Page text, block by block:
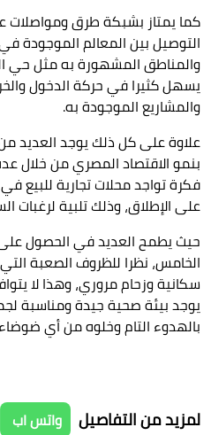
كما يمتاز بشبكة طرق
التوصيل بين المعالم الموجودة في
والمناطق المشهورة به مثل حي
يسهل كثيرا في حركة الدخول
والمشاريع الموجودة به.
علاوة على كل ذلك يوجد العديد
بنمو الاقتصاد المصري من خلال
فكرة تواجد محلات تجارية للبيع
على الإطلاق، وذلك تلبية لرغبات
حيث يطمح العديد في الحصول
الخامس، نظرا للظروف الصعبة
سكانية وزحام مروري، وهذا لا
يوجد بيئة صحية جيدة ومناسبة
بالهدوء التام وخلوه من أي
لمزيد من التفاصيل واتس اب